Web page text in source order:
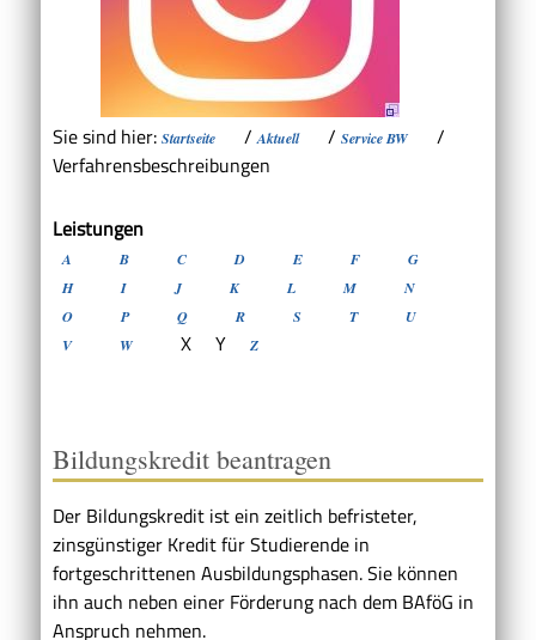
Sie sind hier: Startseite /Aktuell / Service BW
/
Verfahrensbeschreibungen
Leistungen
A B C D E F
G
H
I J K L M
N
O
P Q R S T
U
V
W X Y Z
Bildungskredit beantragen
Der Bildungskredit ist ein zeitlich befristeter,
zinsgünstiger Kredit für Studierende in
fortgeschrittenen Ausbildungsphasen. Sie können
ihn auch neben einer Förderung nach dem BAföG in
Anspruch nehmen.